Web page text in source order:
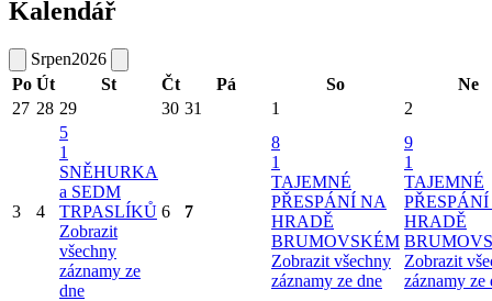
Kalendář
Srpen2026
Po Út St Čt Pá So
Ne
27 28 29 30 31 1 2
3 4
5
1
SNĚHURKA
a SEDM
TRPASLÍKŮ
Zobrazit
všechny
záznamy ze
dne
6 7
8
1
TAJEMNÉ
PŘESPÁNÍ NA
HRADĚ
BRUMOVSKÉM
Zobrazit všechny
záznamy ze dne
9
1
TAJEMNÉ
HRADĚ
Zobrazit
záznamy ze